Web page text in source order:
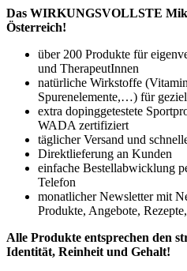
Das WIRKUNGSVOLLSTE
Österreich!
über 200 Produkte für
und TherapeutInnen
natürliche Wirkstoffe
Spurenelemente,…) für
extra dopinggetestete
WADA zertifiziert
täglicher Versand und
Direktlieferung an Kunden
einfache Bestellabwicklung
Telefon
monatlicher Newsletter mit
Produkte, Angebote,
Alle Produkte entsprechen den
Identität, Reinheit und Gehalt!